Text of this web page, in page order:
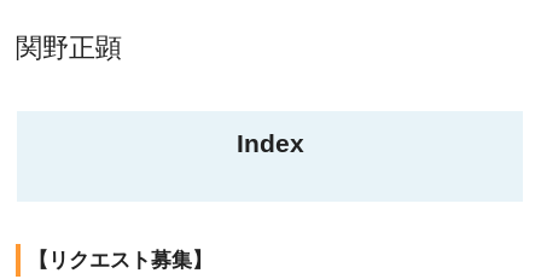
関野正顕
Index
【リクエスト募集】